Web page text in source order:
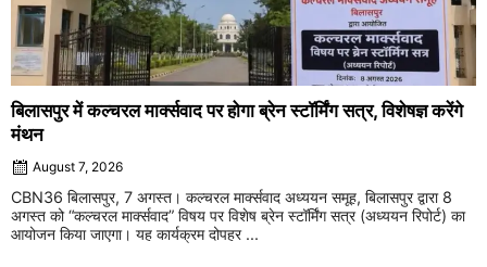
बिलासपुर में कल्चरल मार्क्सवाद पर होगा ब्रेन स्टॉर्मिंग सत्र, विशेषज्ञ करेंगे
मंथन
August 7, 2026
CBN36 बिलासपुर, 7 अगस्त। कल्चरल मार्क्सवाद अध्ययन समूह, बिलासपुर द्वारा 8
अगस्त को “कल्चरल मार्क्सवाद” विषय पर विशेष ब्रेन स्टॉर्मिंग सत्र (अध्ययन रिपोर्ट) का
आयोजन किया जाएगा। यह कार्यक्रम दोपहर ...